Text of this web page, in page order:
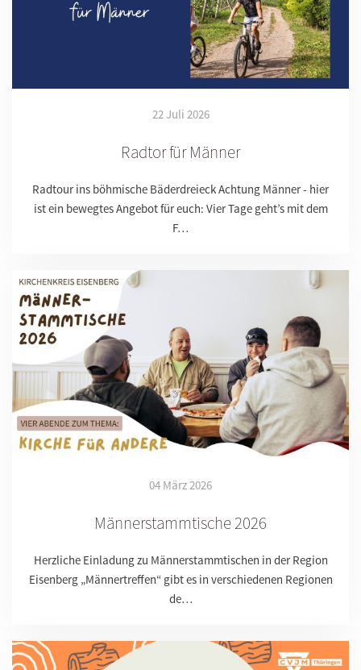
22 Juli 2026
Radtor für Männer
Radtour ins böhmische Bäderdreieck Achtung Männer - hier
ist ein bewegtes Angebot für euch: Vier Tage geht’s mit dem
F…
04 März 2026
Männerstammtische 2026
Herzliche Einladung zu Männerstammtischen in der Region
Eisenberg „Männertreffen“ gibt es in verschiedenen Regionen
de…